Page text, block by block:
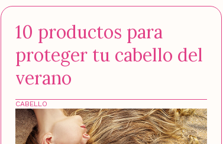
CABELLO
10 productos para
proteger tu cabello del
verano